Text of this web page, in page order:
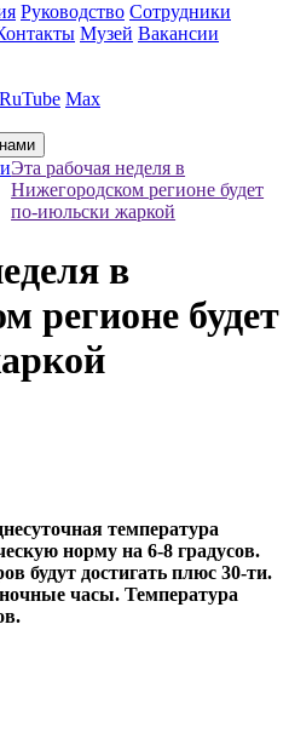
Руководство Сотрудники
Музей Вакансии
RuTube Max
Эта рабочая неделя в
Нижегородском регионе будет
по-июльски жаркой
в
регионе будет
температура
норму на 6-8 градусов.
будут достигать плюс 30-ти.
часы. Температура